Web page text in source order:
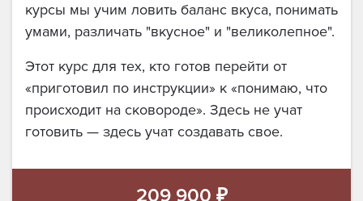
курсы мы учим ловить баланс вкуса, понимать
умами, различать "вкусное" и "великолепное".
Этот курс для тех, кто готов перейти от
«приготовил по инструкции» к «понимаю, что
происходит на сковороде». Здесь не учат
готовить — здесь учат создавать свое.
209 900 ₽